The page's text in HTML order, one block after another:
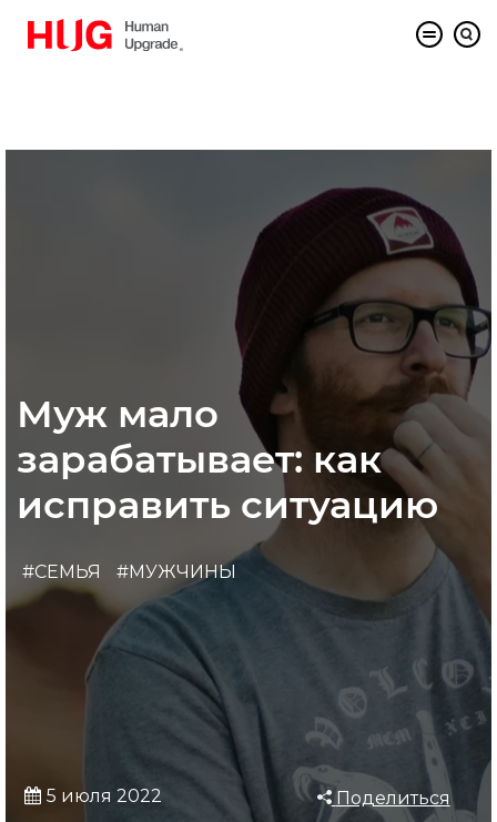
Муж мало
зарабатывает: как
исправить ситуацию
#СЕМЬЯ #МУЖЧИНЫ
5 июля 2022 Поделиться